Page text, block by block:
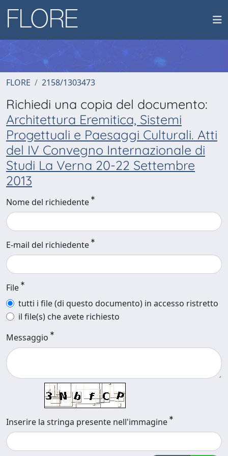
FLORE 2158/1303473
Richiedi una copia del documento:
Architettura Eremitica, Sistemi
Progettuali e Paesaggi Culturali. Atti
del IV Convegno Internazionale di
Studi La Verna 20-22 Settembre
2013
Nome del richiedente
E-mail del richiedente
File
tutti i file (di questo documento) in accesso ristretto
il file(s) che avete richiesto
Messaggio
Inserire la stringa presente nell'immagine